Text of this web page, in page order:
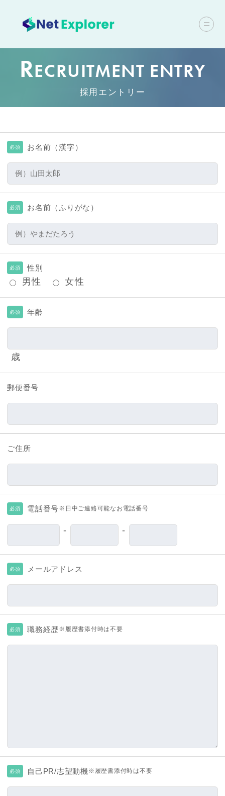
RECRUITMENT ENTRY
採用エントリー
必須 お名前（漢字）
必須 お名前（ふりがな）
必須 性別
男性 女性
必須 年齢
歳
郵便番号
ご住所
必須 電話番号※日中ご連絡可能なお電話番号
- -
必須 メールアドレス
必須 職務経歴※履歴書添付時は不要
必須 自己PR/志望動機※履歴書添付時は不要